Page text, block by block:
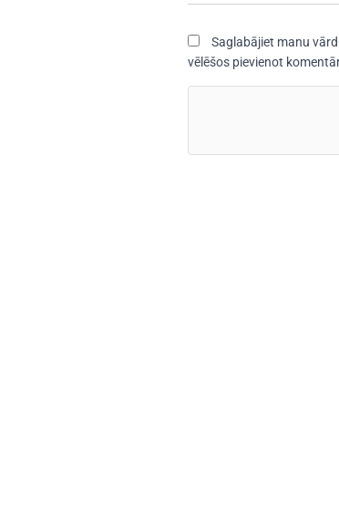
Saglabājiet manu
vēlēšos pievienot